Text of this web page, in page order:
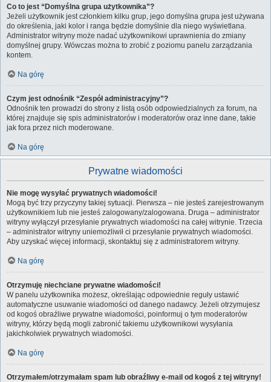
Co to jest “Domyślna grupa użytkownika”?
Jeżeli użytkownik jest członkiem kilku grup, jego domyślna grupa jest używana
do określenia, jaki kolor i ranga będzie domyślnie dla niego wyświetlana.
Administrator witryny może nadać użytkownikowi uprawnienia do zmiany
domyślnej grupy. Wówczas można to zrobić z poziomu panelu zarządzania
kontem.
Na górę
Czym jest odnośnik “Zespół administracyjny”?
Odnośnik ten prowadzi do strony z listą osób odpowiedzialnych za forum, na
której znajduje się spis administratorów i moderatorów oraz inne dane, takie
jak fora przez nich moderowane.
Na górę
Prywatne wiadomości
Nie mogę wysyłać prywatnych wiadomości!
Mogą być trzy przyczyny takiej sytuacji. Pierwsza – nie jesteś zarejestrowanym
użytkownikiem lub nie jesteś zalogowany/zalogowana. Druga – administrator
witryny wyłączył przesyłanie prywatnych wiadomości na całej witrynie. Trzecia
– administrator witryny uniemożliwił ci przesyłanie prywatnych wiadomości.
Aby uzyskać więcej informacji, skontaktuj się z administratorem witryny.
Na górę
Otrzymuję niechciane prywatne wiadomości!
W panelu użytkownika możesz, określając odpowiednie reguły ustawić
automatyczne usuwanie wiadomości od danego nadawcy. Jeżeli otrzymujesz
od kogoś obraźliwe prywatne wiadomości, poinformuj o tym moderatorów
witryny, którzy będą mogli zabronić takiemu użytkownikowi wysyłania
jakichkolwiek prywatnych wiadomości.
Na górę
Otrzymałem/otrzymałam spam lub obraźliwy e-mail od kogoś z tej witryny!